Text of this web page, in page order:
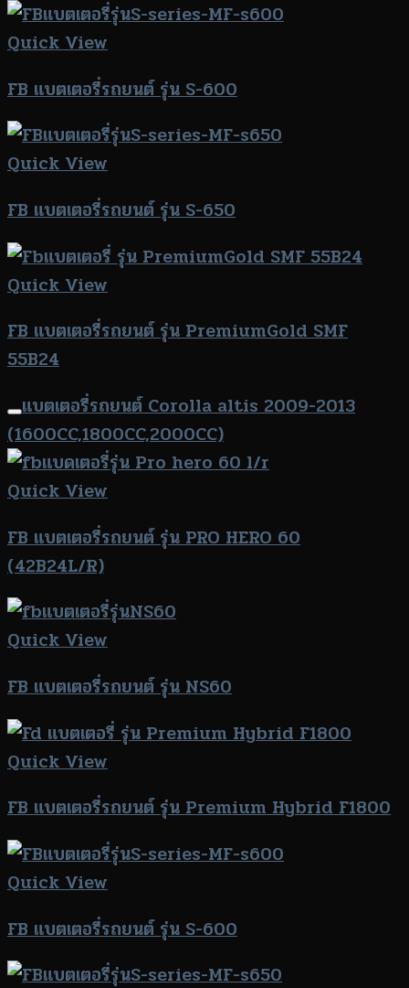
Quick View
FB แบตเตอรี่รถยนต์ รุ่น S-600
Quick View
FB แบตเตอรี่รถยนต์ รุ่น S-650
Quick View
FB แบตเตอรี่รถยนต์ รุ่น PremiumGold SMF
55B24
แบตเตอรี่รถยนต์ Corolla altis 2009-2013
(1600CC,1800CC,2000CC)
Quick View
FB แบตเตอรี่รถยนต์ รุ่น PRO HERO 60
(42B24L/R)
Quick View
FB แบตเตอรี่รถยนต์ รุ่น NS60
Quick View
FB แบตเตอรี่รถยนต์ รุ่น Premium Hybrid F1800
Quick View
FB แบตเตอรี่รถยนต์ รุ่น S-600